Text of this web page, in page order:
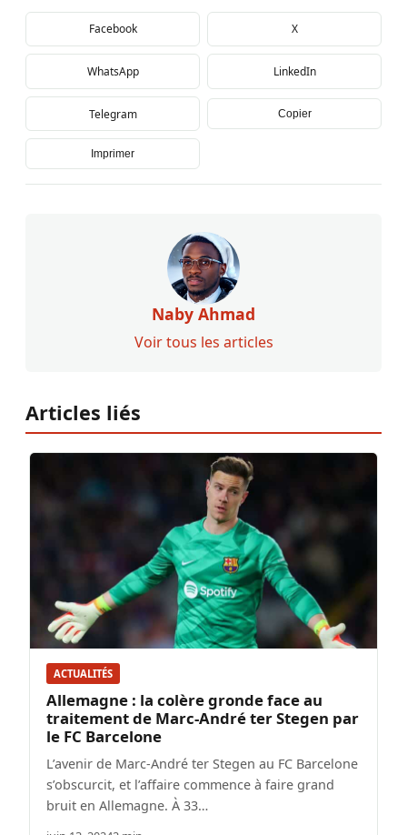
Facebook X
WhatsApp LinkedIn
Telegram Copier
Imprimer
Naby Ahmad
Voir tous les articles
Articles liés
ACTUALITÉS
Allemagne : la colère gronde face au
traitement de Marc-André ter Stegen par
le FC Barcelone
L’avenir de Marc-André ter Stegen au FC Barcelone
s’obscurcit, et l’affaire commence à faire grand
bruit en Allemagne. À 33…